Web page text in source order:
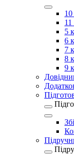
10
11
5
6
7
8
9